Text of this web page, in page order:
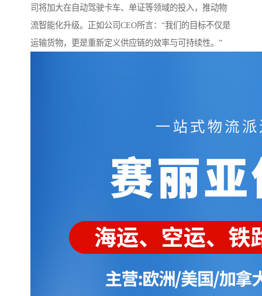
司将加大在自动驾驶卡车、单证等领域的投入，推动物
流智能化升级。正如公司CEO所言：“我们的目标不仅是
运输货物，更是重新定义供应链的效率与可持续性。”